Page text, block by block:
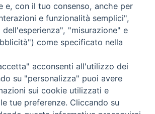
F
a
c
b
o
o
P
n
e
r
e
s
L
i
n
e
d
n
X
T
h
r
a
s
W
a
s
A
p
T
l
g
r
E
all’Eremo
Maris
Festa di San Basso, patrono
della città di Termoli e della
diocesi
e, con il tuo consenso, anche per
e funzionalità semplici",
"misurazione" e
come specificato nella
acconsenti all'utilizzo dei
su "personalizza" puoi avere
sui cookie utilizzati e
tue preferenze. Cliccando su